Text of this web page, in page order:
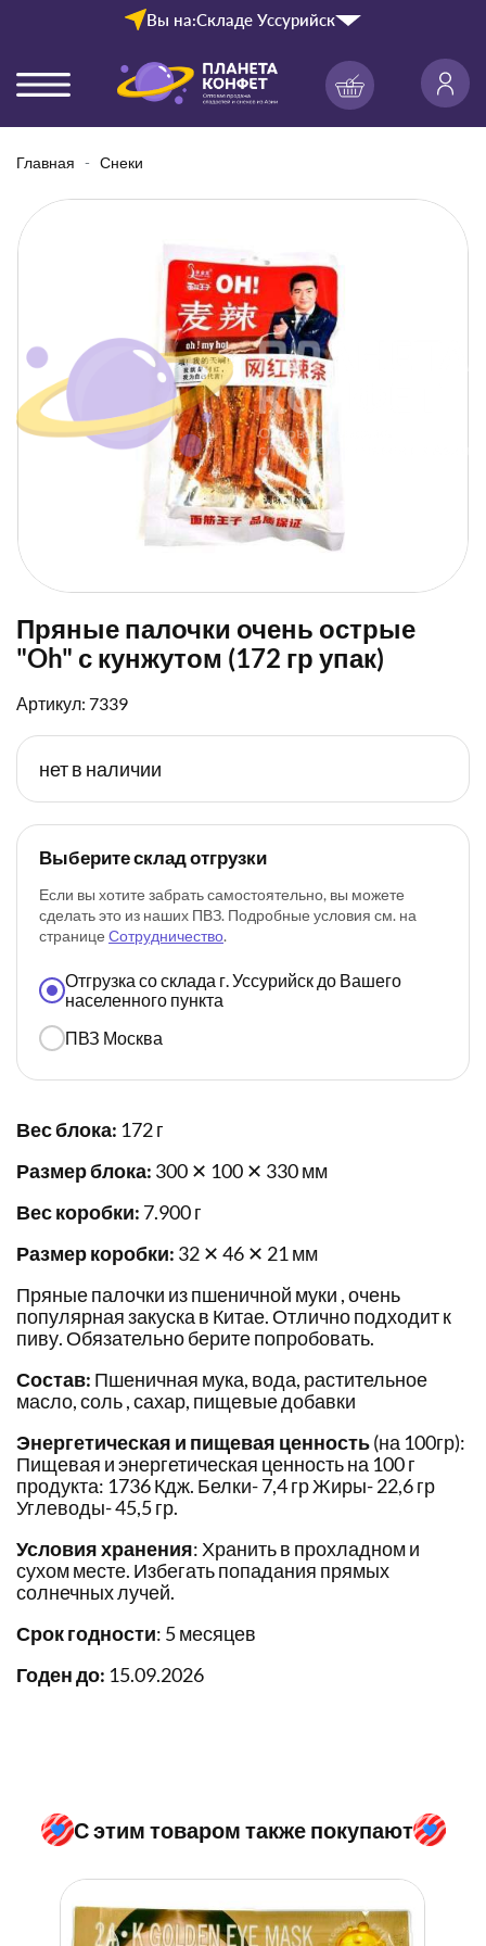
Вы на:Складе Уссурийск
Главная Снеки
Пряные палочки очень острые
"Oh" с кунжутом (172 гр упак)
Артикул: 7339
нет в наличии
Выберите склад отгрузки
Если вы хотите забрать самостоятельно, вы можете
сделать это из наших ПВЗ. Подробные условия см. на
странице Сотрудничество.
Отгрузка со склада г. Уссурийск до Вашего
населенного пункта
ПВЗ Москва
Вес блока: 172 г
Размер блока: 300 ✕ 100 ✕ 330 мм
Вес коробки: 7.900 г
Размер коробки: 32 ✕ 46 ✕ 21 мм
Пряные палочки из пшеничной муки , очень
популярная закуска в Китае. Отлично подходит к
пиву. Обязательно берите попробовать.
Состав: Пшеничная мука, вода, растительное
масло, соль , сахар, пищевые добавки
Энергетическая и пищевая ценность(на 100гр):
Пищевая и энергетическая ценность на 100 г
продукта: 1736 Кдж. Белки- 7,4 гр Жиры- 22,6 гр
Углеводы- 45,5 гр.
Условия хранения: Хранить в прохладном и
сухом месте. Избегать попадания прямых
солнечных лучей.
Срок годности: 5 месяцев
Годен до: 15.09.2026
С этим товаром также покупают